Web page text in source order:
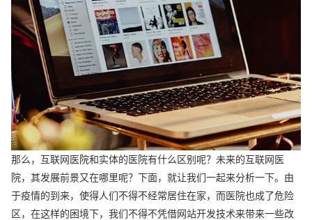
那么，互联网医院和实体的医院有什么区别呢？未来的互联网医
院，其发展前景又在哪里呢？下面，就让我们一起来分析一下。由
于疫情的到来，使得人们不得不经常居住在家，而医院也成了危险
区，在这样的困境下，我们不得不凭借网站开发技术来带来一些改